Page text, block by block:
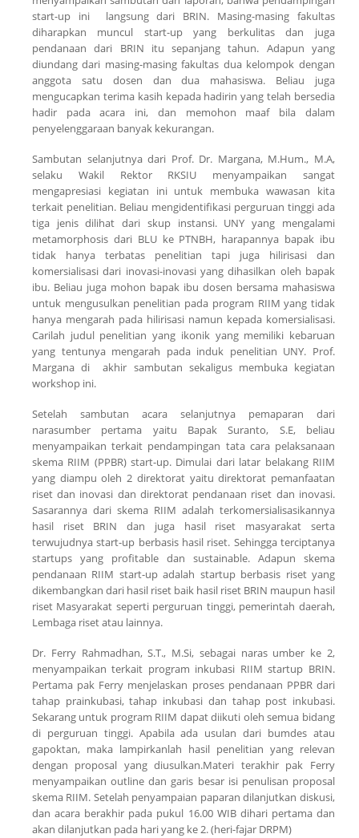
start-up ini langsung dari BRIN. Masing-masing fakultas
diharapkan muncul start-up yang berkulitas dan juga
pendanaan dari BRIN itu sepanjang tahun. Adapun yang
diundang dari masing-masing fakultas dua kelompok dengan
anggota satu dosen dan dua mahasiswa. Beliau juga
mengucapkan terima kasih kepada hadirin yang telah bersedia
hadir pada acara ini, dan memohon maaf bila dalam
penyelenggaraan banyak kekurangan.
Sambutan selanjutnya dari Prof. Dr. Margana, M.Hum., M.A,
selaku Wakil Rektor RKSIU menyampaikan sangat
mengapresiasi kegiatan ini untuk membuka wawasan kita
terkait penelitian. Beliau mengidentifikasi perguruan tinggi ada
tiga jenis dilihat dari skup instansi. UNY yang mengalami
metamorphosis dari BLU ke PTNBH, harapannya bapak ibu
tidak hanya terbatas penelitian tapi juga hilirisasi dan
komersialisasi dari inovasi-inovasi yang dihasilkan oleh bapak
ibu. Beliau juga mohon bapak ibu dosen bersama mahasiswa
untuk mengusulkan penelitian pada program RIIM yang tidak
hanya mengarah pada hilirisasi namun kepada komersialisasi.
Carilah judul penelitian yang ikonik yang memiliki kebaruan
yang tentunya mengarah pada induk penelitian UNY. Prof.
Margana di akhir sambutan sekaligus membuka kegiatan
workshop ini.
Setelah sambutan acara selanjutnya pemaparan dari
narasumber pertama yaitu Bapak Suranto, S.E, beliau
menyampaikan terkait pendampingan tata cara pelaksanaan
skema RIIM (PPBR)start-up. Dimulai dari latar belakang RIIM
yang diampu oleh 2 direktorat yaitu direktorat pemanfaatan
riset dan inovasi dan direktorat pendanaan riset dan inovasi.
Sasarannya dari skema RIIM adalah terkomersialisasikannya
hasil riset BRIN dan juga hasil riset masyarakat serta
terwujudnyastart-up berbasis hasil riset. Sehingga terciptanya
startups yang profitable dan sustainable. Adapun skema
pendanaan RIIM start-upadalah startup berbasis riset yang
dikembangkan dari hasil riset baik hasil riset BRIN maupun hasil
riset Masyarakat seperti perguruan tinggi, pemerintah daerah,
Lembaga riset atau lainnya.
Dr. Ferry Rahmadhan, S.T., M.Si, sebagai naras umber ke 2,
menyampaikan terkait program inkubasi RIIM startup BRIN.
Pertama pak Ferry menjelaskan proses pendanaan PPBR dari
tahap prainkubasi, tahap inkubasi dan tahap post inkubasi.
Sekarang untuk program RIIM dapat diikuti oleh semua bidang
di perguruan tinggi. Apabila ada usulan dari bumdes atau
gapoktan, maka lampirkanlah hasil penelitian yang relevan
dengan proposal yang diusulkan.Materi terakhir pak Ferry
menyampaikanoutline dan garis besar isi penulisan proposal
skema RIIM. Setelah penyampaian paparan dilanjutkan diskusi,
dan acara berakhir pada pukul 16.00 WIB dihari pertama dan
akan dilanjutkan pada hari yang ke 2. (heri-fajar DRPM)